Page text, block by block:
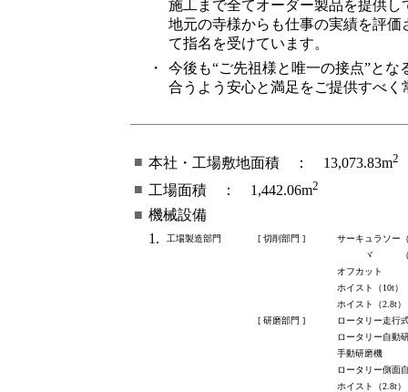
施工まで全てオーダー製品を提供し
地元の寺様からも仕事の実績を評価
て指名を受けています。
・
今後も“ご先祖様と唯一の接点”とな
合うよう安心と満足をご提供すべく
■ 本社・工場敷地面積 ： 13,073.83m2
■ 工場面積 ： 1,442.06m2
■ 機械設備
1.
工場製造部門 [ 切削部門 ]
サーキュラソー
ヾ （中口
オフカット
ホイスト（10t）
ホイスト（2.8t）
[ 研磨部門 ]
ロータリー走行
ロータリー自動
手動研磨機
ロータリー側面
ホイスト（2.8t）